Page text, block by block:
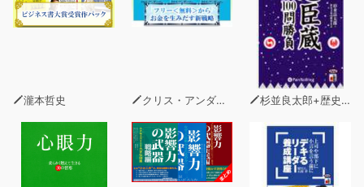
瀧本哲史 クリス・アンダーソン 杉並良太郎+歴史文化100問委員会